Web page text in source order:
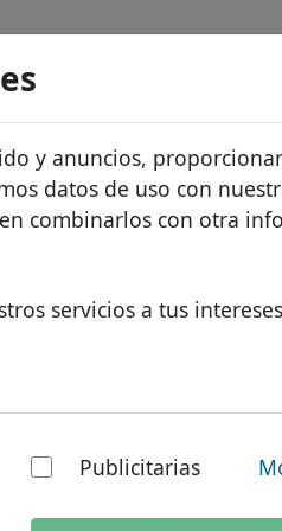
y anuncios,
datos de uso con
combinarlos con otra
servicios a tus
Publicitarias
africanos
asiáticos
europeos
norteamericanos
de ID
DNS
Sobre
¿Por qué
Contacto
TLDs
del
actual del dominio:La